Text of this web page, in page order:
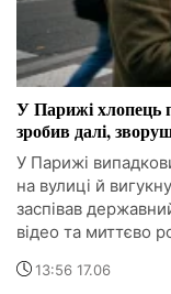
У Парижі хлопець
зробив далі,
У Парижі
на вулиці й
заспівав
відео та миттєво
13:56 17.06